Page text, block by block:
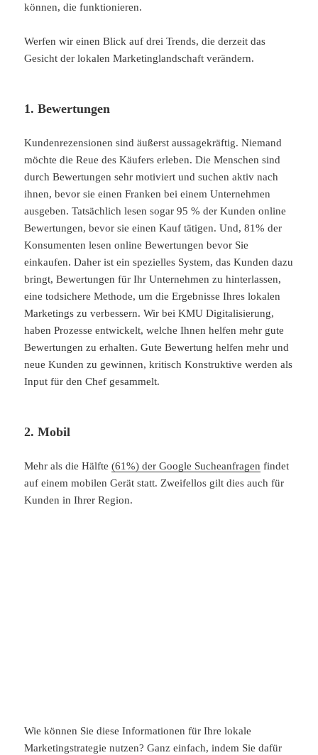
können, die funktionieren.
Werfen wir einen Blick auf drei Trends, die derzeit das
Gesicht der lokalen Marketinglandschaft verändern.
1. Bewertungen
Kundenrezensionen sind äußerst aussagekräftig. Niemand
möchte die ReuedesKäufers erleben. Die Menschen sind
durch Bewertungen sehr motiviert und suchen aktiv nach
ihnen, bevor sie einen Franken bei einem Unternehmen
ausgeben. Tatsächlich lesen sogar 95 % der Kunden online
Bewertungen, bevor sie einen Kauf tätigen. Und,81% der
Konsumenten lesen online Bewertungen bevor Sie
einkaufen. Daher ist ein spezielles System, das Kunden dazu
bringt, Bewertungen für Ihr Unternehmen zu hinterlassen,
eine todsichere Methode, um die Ergebnisse Ihres lokalen
Marketings zu verbessern. Wir bei KMU Digitalisierung,
haben Prozesse entwickelt, welche Ihnen helfen mehr gute
Bewertungen zu erhalten. Gute Bewertung helfen mehr und
neue Kunden zu gewinnen, kritisch Konstruktive werden als
Input für den Chef gesammelt.
2. Mobil
Mehr als die Hälfte(61%) der Google Sucheanfragen findet
auf einem mobilen Gerät statt. Zweifellos gilt dies auch für
Kunden in Ihrer Region.
Wie können Sie diese Informationen für Ihre lokale
Marketingstrategie nutzen? Ganz einfach, indem Sie dafür